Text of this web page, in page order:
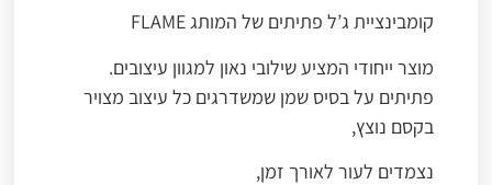
קומבינציית ג’ל פתיתים של המותג FLAME
מוצר ייחודי המציע שילובי נאון למגוון עיצובים.
פתיתים על בסיס שמן שמשדרגים כל עיצוב מצויר
בקסם נוצץ,
נצמדים לעור לאורך זמן,